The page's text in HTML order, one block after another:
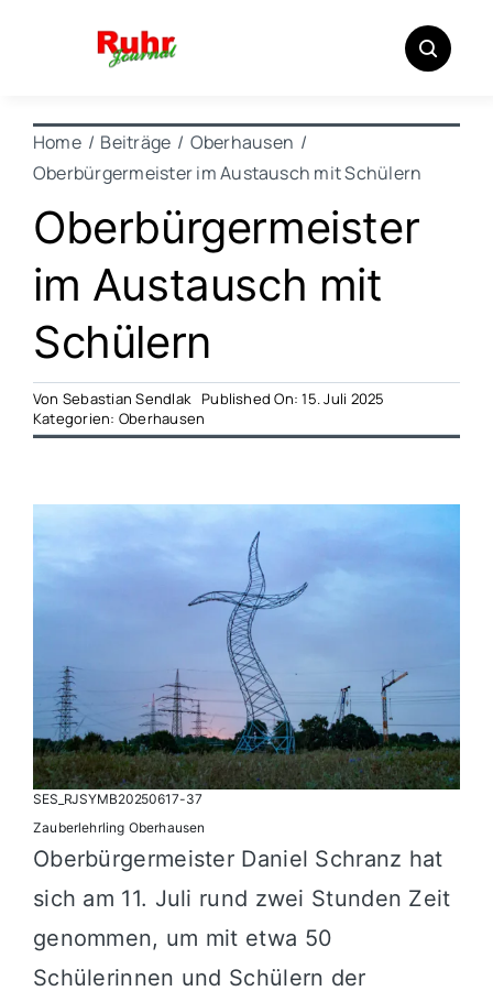
Home Beiträge
Oberhausen
Oberbürgermeister im Austausch mit Schülern
Oberbürgermeister
im Austausch mit
Schülern
Von Sebastian Sendlak Published On: 15. Juli 2025
Kategorien: Oberhausen
SES_RJSYMB20250617-37
Zauberlehrling Oberhausen
Oberbürgermeister Daniel Schranz hat
sich am 11. Juli rund zwei Stunden Zeit
genommen, um mit etwa 50
Schülerinnen und Schülern der